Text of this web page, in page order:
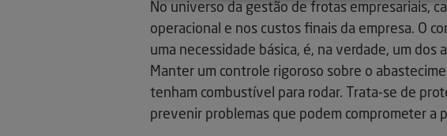
No universo da gestão de frotas empresariais,
operacional e nos custos finais da empresa. O
uma necessidade básica, é, na verdade, um
Manter um controle rigoroso sobre o
tenham combustível para rodar. Trata-se de
prevenir problemas que podem comprometer a